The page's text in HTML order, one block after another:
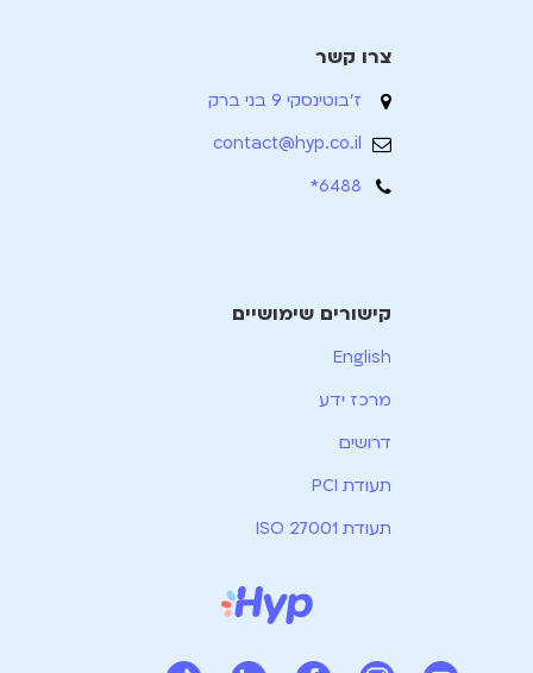
צרו קשר
ז'בוטינסקי 9 בני ברק
contact@hyp.co.il
6488*
קישורים שימושיים
English
מרכז ידע
דרושים
תעודת PCI
תעודת ISO 27001